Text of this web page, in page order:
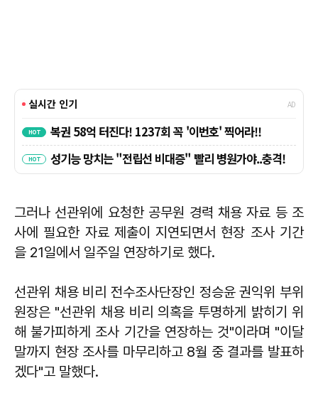
그러나 선관위에 요청한 공무원 경력 채용 자료 등 조
사에 필요한 자료 제출이 지연되면서 현장 조사 기간
을 21일에서 일주일 연장하기로 했다.
선관위 채용 비리 전수조사단장인 정승윤 권익위 부위
원장은 "선관위 채용 비리 의혹을 투명하게 밝히기 위
해 불가피하게 조사 기간을 연장하는 것"이라며 "이달
말까지 현장 조사를 마무리하고 8월 중 결과를 발표하
겠다"고 말했다.